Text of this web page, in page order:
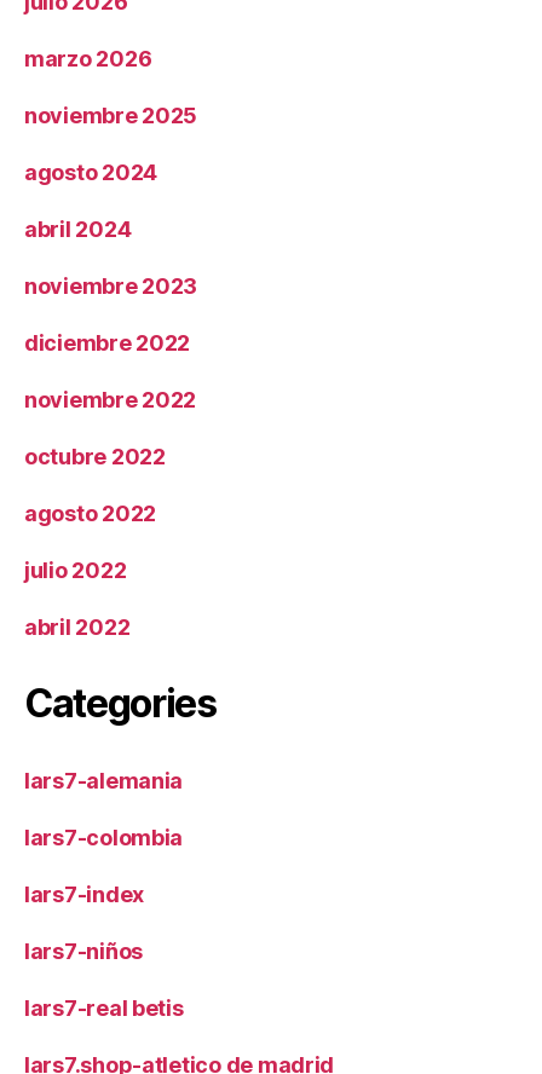
marzo 2026
noviembre 2025
agosto 2024
abril 2024
noviembre 2023
diciembre 2022
noviembre 2022
octubre 2022
agosto 2022
julio 2022
abril 2022
Categories
lars7-alemania
lars7-colombia
lars7-index
lars7-niños
lars7-real betis
lars7.shop-atletico de madrid